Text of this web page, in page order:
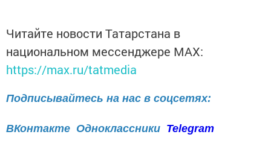
Читайте новости Татарстана в
национальном мессенджере MАХ:
https://max.ru/tatmedia
Подписывайтесь на нас в соцсетях:
ВКонтакте Одноклассники Telegram